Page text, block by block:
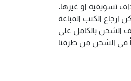
تسويقية او غيرها.
الكتب المباعة
الشحن بالكامل على
فى الشحن من طرفنا